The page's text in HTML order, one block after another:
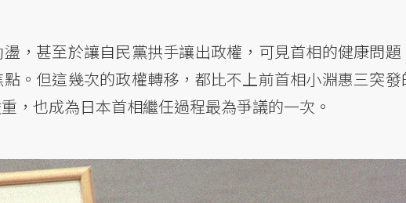
，甚至於讓自民黨拱手讓出政權，可見首相的健康問題
。但這幾次的政權轉移，都比不上前首相小淵惠三突發
，也成為日本首相繼任過程最為爭議的一次。